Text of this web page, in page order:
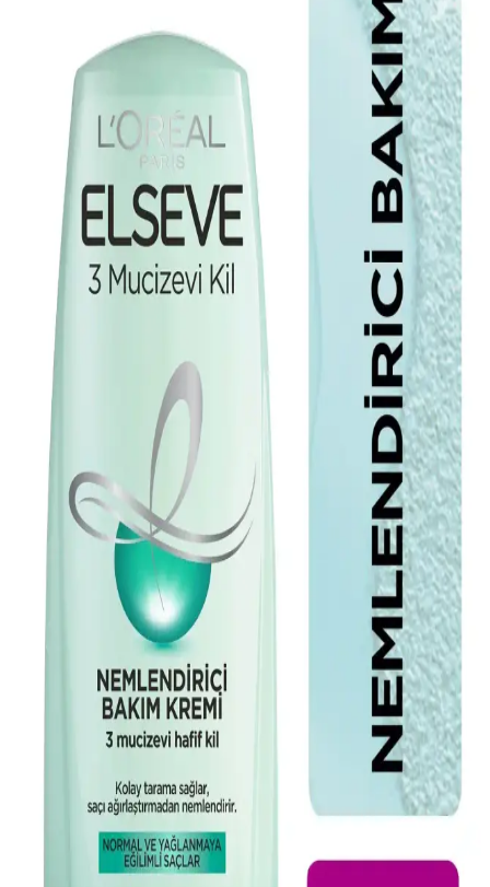
Elseve'nin kuru ve sert saçlar için geliştirdiği ürünlerle saçlarınızda
nem ve yumuşaklık sağlayın, düzenli kullanımda parlak ve sağlıklı
görünüme ulaşın.
Elseve Dream Long Mükemmel Düz
Pürüzsüzleştirici Serum Saçlara Parlaklık ve
Kontrol Sağlar
Elseve Dream Long serum, bitkisel keratin ve kakao yağı ile saçları
güçlendirir, elektriklenmeyi önler ve parlaklık kazandırır, kullanımı
kolaydır ve tüm saç tiplerine uygundur.
Elseve Çoklu Çözüm Serisi: Farklı Saç Tipleri İçin
Çok Yönlü Bakım Çözümleri
Elseve Çoklu Çözüm serisi, farklı saç tiplerine uygun formülleriyle
nem, güç ve parlaklık kazandıran pratik ürünler sunar, saçlarınızı
sağlıklı ve canlı tutar.
Elseve Dolgunlaştırıcı Hacim Spreyi ile İnce Tellı
Saçlara Doğal Hacim Kazandırma Rehberi
İnce telli saçlar için tasarlanan Elseve Dolgunlaştırıcı Hacim Spreyi,
doğal ve kalıcı hacim sağlar, saçlara hafiflik kazandırır ve günlük
bakımda vazgeçilmez olur.
2025'te Elseve Mucizevi Yağ ile Saçlarınızda Devrim
Elseve Mucizevi Yağ ile saçlarınıza canlılık ve parlaklık kazandırın.
Doğru kullanımı öğrenmek için hemen keşfedin!
2025'te Kıvırcık Saç Bakımında Devrim: Elseve
Şampuanlarıyla Tanışın
Elseve'in 2025'te kıvırcık saçlar için özel şampuanlarıyla saçlarınızı
canlandırın. Doğru ürünü seçin, farkı hemen hissedin! Hemen
Elseve Saç Spreyi Ücretsiz Deneme Rehberi: